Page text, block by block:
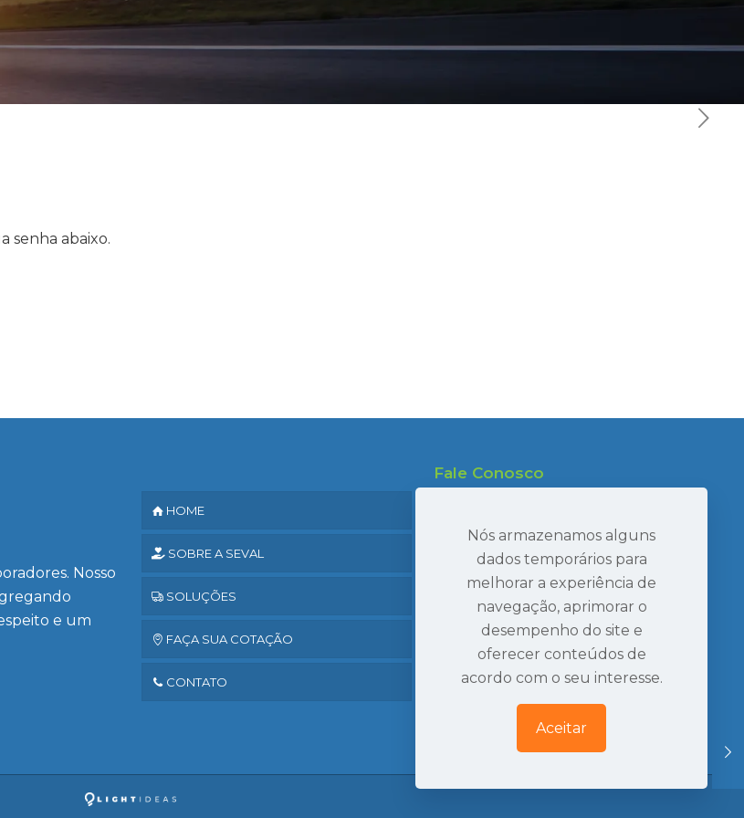
senha abaixo.
Nosso
e um
HOME
SOBRE A SEVAL
SOLUÇÕES
FAÇA SUA COTAÇÃO
CONTATO
Fale Conosco
47 3407-2269
seval@sevaltransportes.com.br
Rod. dos Móveis, 2060, Sala 05
Mato Preto, São Bento do Sul | SC
Ver Localização
Nós armazenamos alguns
dados temporários para
melhorar a experiência de
navegação, aprimorar o
desempenho do site e
oferecer conteúdos de
acordo com o seu interesse.
Aceitar